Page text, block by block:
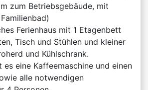
zum Betriebsgebäude, mit
Ferienhaus mit 1 Etagenbett
Tisch und Stühlen und kleiner
und Kühlschrank.
eine Kaffeemaschine und einen
alle notwendigen